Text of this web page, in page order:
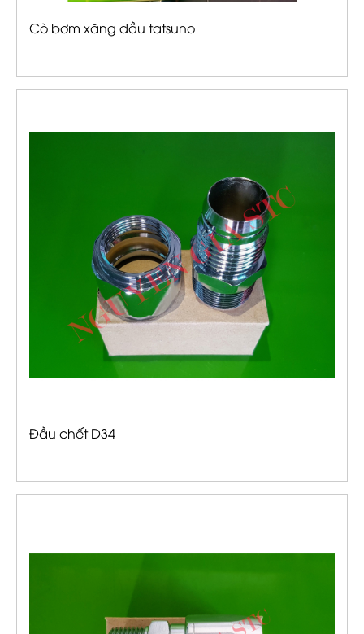
Cò bơm xăng dầu tatsuno
Đầu chết D34